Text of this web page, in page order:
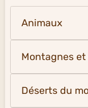
Animaux
Montagnes
Déserts du